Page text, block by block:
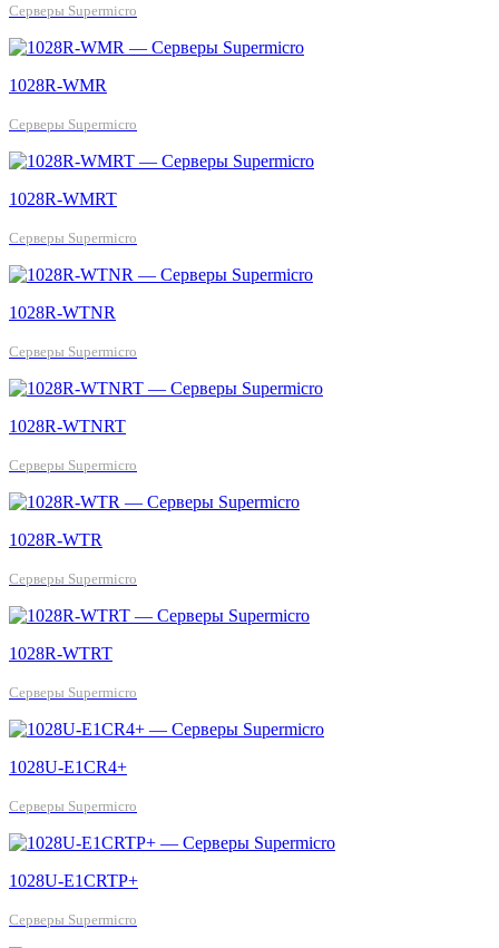
Серверы Supermicro
1028R-WMR
Серверы Supermicro
1028R-WMRT
Серверы Supermicro
1028R-WTNR
Серверы Supermicro
1028R-WTNRT
Серверы Supermicro
1028R-WTR
Серверы Supermicro
1028R-WTRT
Серверы Supermicro
1028U-E1CR4+
Серверы Supermicro
1028U-E1CRTP+
Серверы Supermicro